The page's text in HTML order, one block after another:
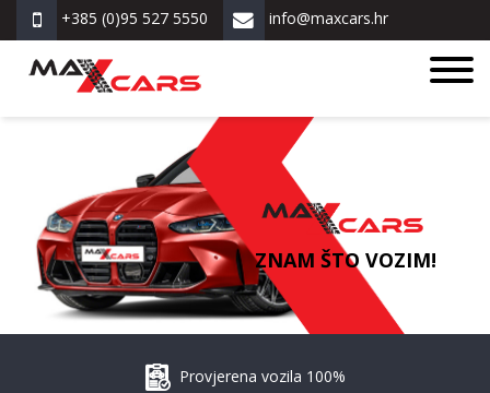
+385 (0)95 527 5550 info@maxcars.hr
ZNAM ŠTO VOZIM!
Provjerena vozila 100%